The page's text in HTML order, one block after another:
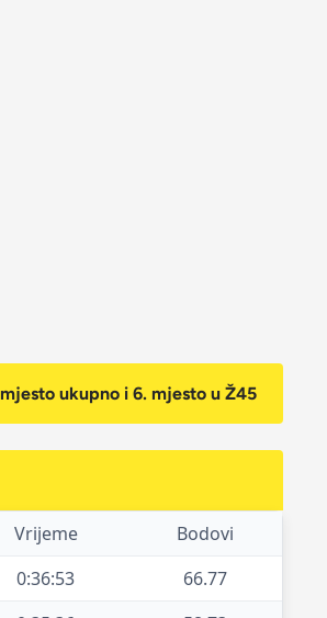
mjesto ukupno i 6. mjesto u Ž45
Vrijeme
Bodovi
0:36:53
66.77